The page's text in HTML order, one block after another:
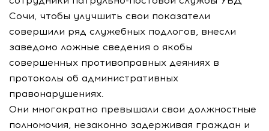
Сочи, чтобы улучшить свои показатели
совершили ряд служебных подлогов, внесли
заведомо ложные сведения о якобы
совершенных противоправных деяниях в
протоколы об административных
правонарушениях.
Они многократно превышали свои должностные
полномочия, незаконно задерживая граждан и